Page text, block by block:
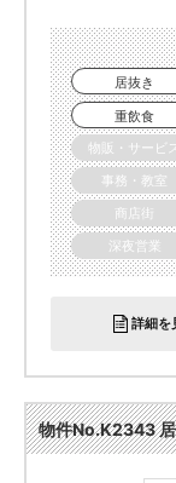
居抜き
重飲食
物販・サービ
事務・教室
商店街
深夜営業
詳細を
物件No.K2343